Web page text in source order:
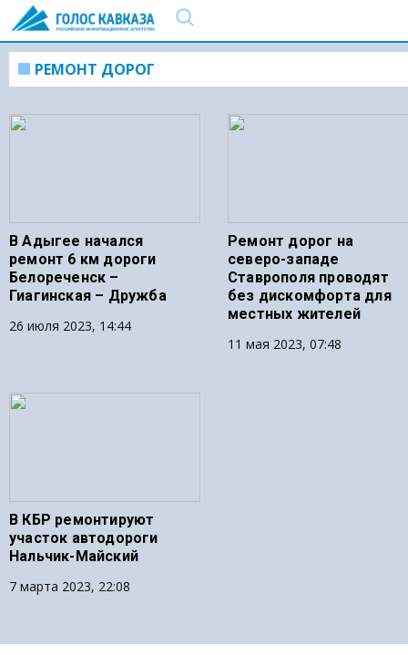
РЕМОНТ ДОРОГ
В Адыгее начался
ремонт 6 км дороги
Белореченск –
Гиагинская – Дружба
26 июля 2023, 14:44
Ремонт дорог на
северо-западе
Ставрополя проводят
без дискомфорта для
местных жителей
11 мая 2023, 07:48
В КБР ремонтируют
участок автодороги
Нальчик-Майский
7 марта 2023, 22:08